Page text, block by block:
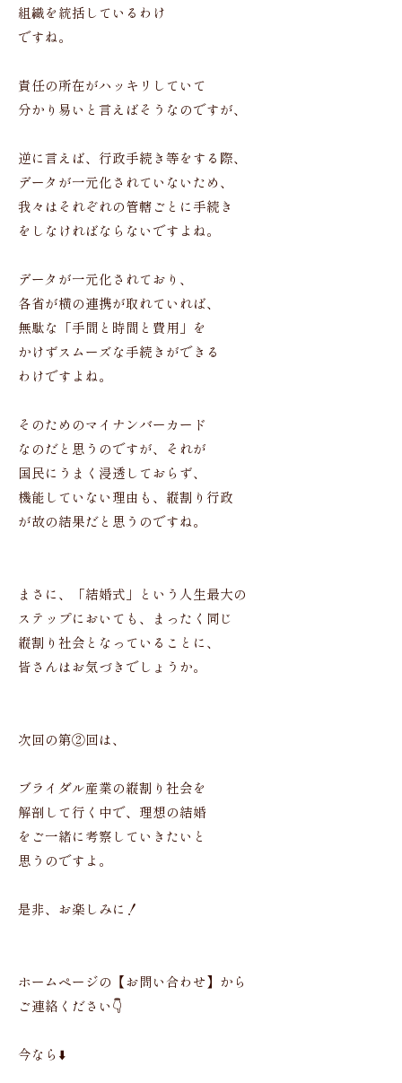
組織を統括しているわけ
ですね。
責任の所在がハッキリしていて
分かり易いと言えばそうなのですが、
逆に言えば、行政手続き等をする際、
データが一元化されていないため、
我々はそれぞれの管轄ごとに手続き
をしなければならないですよね。
データが一元化されており、
各省が横の連携が取れていれば、
無駄な「手間と時間と費用」を
かけずスムーズな手続きができる
わけですよね。
そのためのマイナンバーカード
なのだと思うのですが、それが
国民にうまく浸透しておらず、
機能していない理由も、縦割り行政
が故の結果だと思うのですね。
まさに、「結婚式」という人生最大の
ステップにおいても、まったく同じ
縦割り社会となっていることに、
皆さんはお気づきでしょうか。
次回の第②回は、
ブライダル産業の縦割り社会を
解剖して行く中で、理想の結婚
をご一緒に考察していきたいと
思うのですよ。
是非、お楽しみに！
ホームページの【お問い合わせ】から
ご連絡ください👇
今なら⬇️